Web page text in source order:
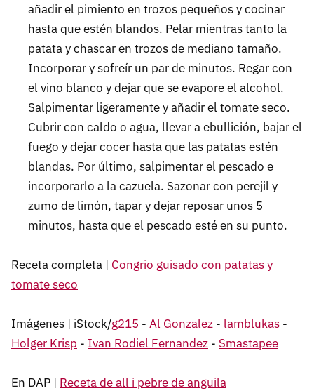
añadir el pimiento en trozos pequeños y cocinar
hasta que estén blandos. Pelar mientras tanto la
patata y chascar en trozos de mediano tamaño.
Incorporar y sofreír un par de minutos. Regar con
el vino blanco y dejar que se evapore el alcohol.
Salpimentar ligeramente y añadir el tomate seco.
Cubrir con caldo o agua, llevar a ebullición, bajar el
fuego y dejar cocer hasta que las patatas estén
blandas. Por último, salpimentar el pescado e
incorporarlo a la cazuela. Sazonar con perejil y
zumo de limón, tapar y dejar reposar unos 5
minutos, hasta que el pescado esté en su punto.
Receta completa | Congrio guisado con patatas y
tomate seco
Imágenes | iStock/g215 - Al Gonzalez - lamblukas -
Holger Krisp - Ivan Rodiel Fernandez - Smastapee
En DAP | Receta de all i pebre de anguila